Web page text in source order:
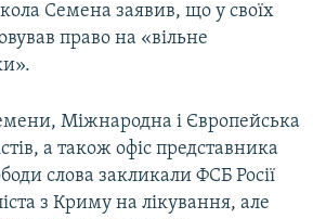
Семена заявив, що у своїх
право на «вільне
Міжнародна і Європейська
а також офіс представника
слова закликали ФСБ Росії
з Криму на лікування, але